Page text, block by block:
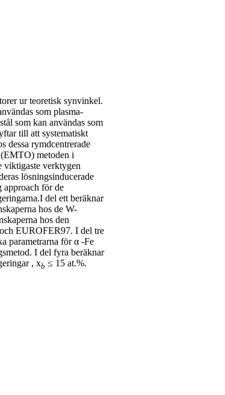
ur teoretisk synvinkel.
som plasma-
som kan användas som
till att systematiskt
dessa rymdcentrerade
metoden i
viktigaste verktygen
lösningsinducerade
approach för de
del ett beräknar
hos de W-
hos den
EUROFER97. I del tre
parametrarna för α -Fe
I del fyra beräknar
, xb ≤ 15 at.%.